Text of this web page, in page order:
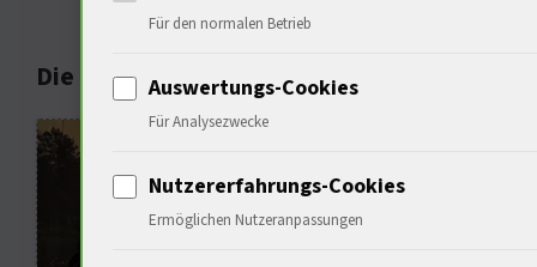
Die Kunst des Angelns: Tradition und Technik
Für den normalen Betrieb
Auswertungs-Cookies
Für Analysezwecke
Nutzererfahrungs-Cookies
Ermöglichen Nutzeranpassungen